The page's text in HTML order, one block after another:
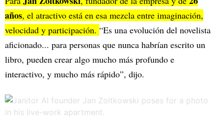
años, el atractivo está en esa mezcla entre imaginación,
velocidad y participación. “Es una evolución del novelista
aficionado... para personas que nunca habrían escrito un
libro, pueden crear algo mucho más profundo e
interactivo, y mucho más rápido”, dijo.